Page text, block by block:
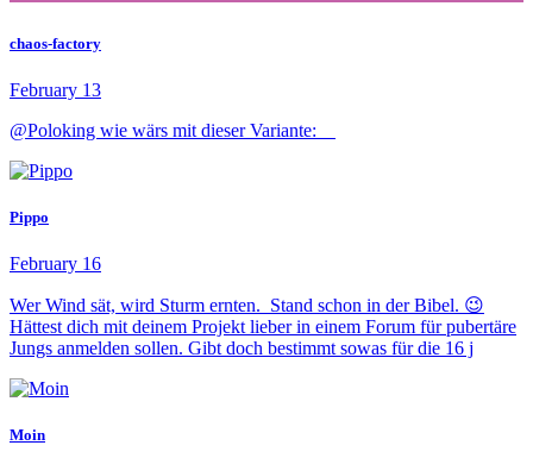
chaos-factory
February 13
@Poloking wie wärs mit dieser Variante:
Pippo
February 16
Wer Wind sät, wird Sturm ernten. Stand schon in der Bibel. 😉
Hättest dich mit deinem Projekt lieber in einem Forum für pubertäre
Jungs anmelden sollen. Gibt doch bestimmt sowas für die 16 j
Moin